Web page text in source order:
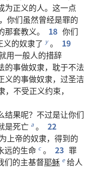
为正义的人。 这一点
， 你们虽然曾经是罪的
那套教义。 18 你们
义的奴隶了 y 。
19
用一般人的措辞
的事做奴隶， 耽于不法
义的事做奴隶， 过圣洁
， 不受正义约束，
结果呢？ 不过是让你们
是死亡 a 。
22
上帝的奴隶， 得到的
远的生命 c 。 23 罪
们的主基督耶稣 e 给人